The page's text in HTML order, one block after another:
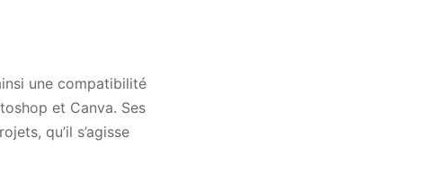
une compatibilité
et Canva. Ses
qu’il s’agisse